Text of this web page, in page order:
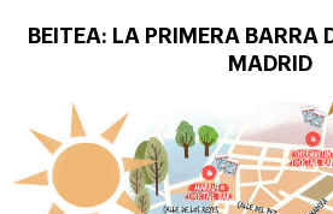
BEITEA: LA PRIMERA BARRA
MADRID